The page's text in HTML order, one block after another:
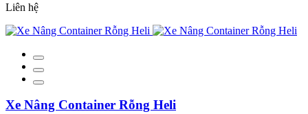
Liên hệ
Xe Nâng Container Rỗng Heli